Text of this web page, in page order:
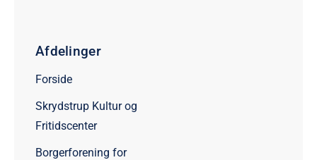
Afdelinger
Forside
Skrydstrup Kultur og
Fritidscenter
Borgerforening for